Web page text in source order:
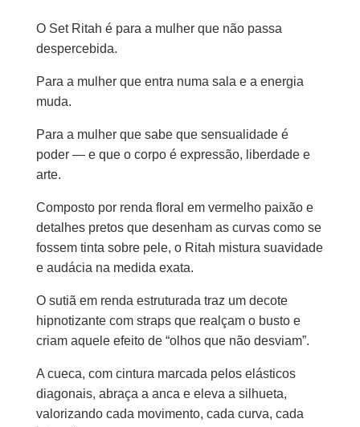
O Set Ritah é para a mulher que não passa
despercebida.
Para a mulher que entra numa sala e a energia
muda.
Para a mulher que sabe que sensualidade é
poder — e que o corpo é expressão, liberdade e
arte.
Composto por renda floral em vermelho paixão e
detalhes pretos que desenham as curvas como se
fossem tinta sobre pele, o Ritah mistura suavidade
e audácia na medida exata.
O sutiã em renda estruturada traz um decote
hipnotizante com straps que realçam o busto e
criam aquele efeito de “olhos que não desviam”.
A cueca, com cintura marcada pelos elásticos
diagonais, abraça a anca e eleva a silhueta,
valorizando cada movimento, cada curva, cada